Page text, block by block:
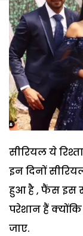
सीरियल ये
इन दिनों
हुआ है , फैंस इस
परेशान हैं
जाए.